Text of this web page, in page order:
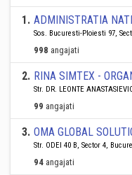
1. ADMINISTRATIA
Sos. Bucuresti-Ploiesti 97,
998 angajati
2. RINA SIMTEX -
Str. DR. LEONTE
99 angajati
3. OMA GLOBAL
Str. ODEI 40 B, Sector 4,
94 angajati